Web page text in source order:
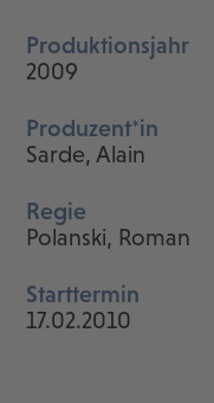
Produktionsjahr
2009
Produzent*in
Sarde, Alain
Regie
Polanski, Roman
Starttermin
17.02.2010